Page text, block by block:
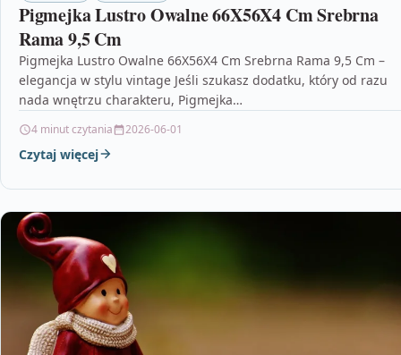
Pigmejka Lustro Owalne 66X56X4 Cm Srebrna
Rama 9,5 Cm
Pigmejka Lustro Owalne 66X56X4 Cm Srebrna Rama 9,5 Cm –
elegancja w stylu vintage Jeśli szukasz dodatku, który od razu
nada wnętrzu charakteru, Pigmejka…
4 minut czytania 2026-06-01
Czytaj więcej